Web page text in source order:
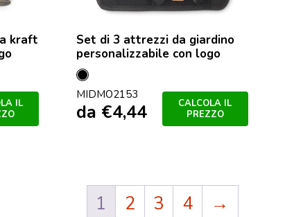
kraft
IL
Set di 3 attrezzi da giardino
personalizzabile con logo
Nero
MIDMO2153
da €4,44
CALCOLA IL
PREZZO
1 2 3 4 →